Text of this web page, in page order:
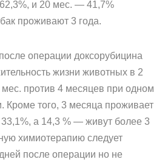
и 20 мес. — 41,7%
проживают 3 года.
операции доксорубицина
жизни животных в 2
мес. против 4 месяцев при одном
Кроме того, 3 месяца проживает
а 14,3 % — живут более 3
химиотерапию следует
после операции но не